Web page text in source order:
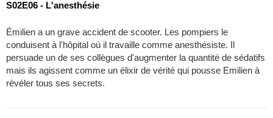
S02E06 - L'anesthésie
Émilien a un grave accident de scooter. Les pompiers le
conduisent à l'hôpital où il travaille comme anesthésiste. Il
persuade un de ses collègues d'augmenter la quantité de sédatifs
mais ils agissent comme un élixir de vérité qui pousse Emilien à
révéler tous ses secrets.